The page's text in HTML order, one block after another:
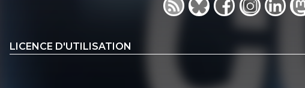
LICENCE D'UTILISATION